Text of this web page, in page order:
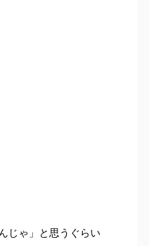
じゃ」と思うぐらい